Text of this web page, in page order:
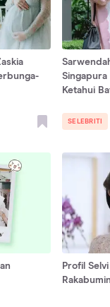
Singapura
Ketahui
SELEBRITI
Profil